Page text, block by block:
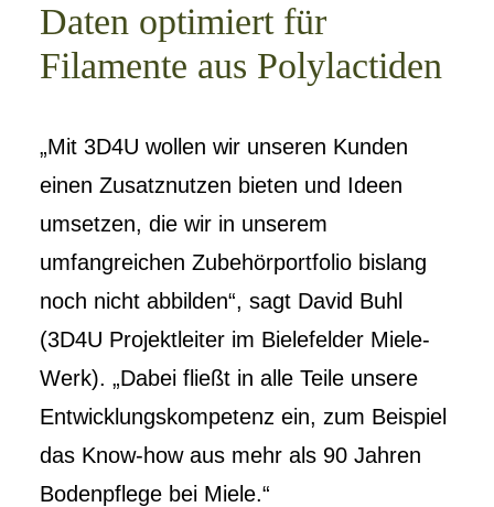
Daten optimiert für
Filamente aus Polylactiden
„Mit 3D4U wollen wir unseren Kunden
einen Zusatznutzen bieten und Ideen
umsetzen, die wir in unserem
umfangreichen Zubehörportfolio bislang
noch nicht abbilden“, sagt David Buhl
(3D4U Projektleiter im Bielefelder Miele-
Werk). „Dabei fließt in alle Teile unsere
Entwicklungskompetenz ein, zum Beispiel
das Know-how aus mehr als 90 Jahren
Bodenpflege bei Miele.“